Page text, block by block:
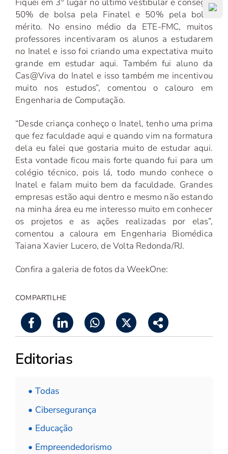
50% de bolsa pela Finatel e 50% pela bolsa
mérito. No ensino médio da ETE-FMC, muitos
professores incentivaram os alunos a estudarem
no Inatel e isso foi criando uma expectativa muito
grande em estudar aqui. Também fui aluno da
Cas@Viva do Inatel e isso também me incentivou
muito nos estudos”, comentou o calouro em
Engenharia de Computação.
“Desde criança conheço o Inatel, tenho uma prima
que fez faculdade aqui e quando vim na formatura
dela eu falei que gostaria muito de estudar aqui.
Esta vontade ficou mais forte quando fui para um
colégio técnico, pois lá, todo mundo conhece o
Inatel e falam muito bem da faculdade. Grandes
empresas estão aqui dentro e mesmo não estando
na minha área eu me interesso muito em conhecer
os projetos e as ações realizadas por elas”,
comentou a caloura em Engenharia Biomédica
Taiana Xavier Lucero, de Volta Redonda/RJ.
Confira a galeria de fotos da WeekOne:
COMPARTILHE
Editorias
• Todas
• Cibersegurança
• Educação
• Empreendedorismo